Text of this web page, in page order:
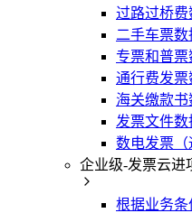
过路过桥费
二手车票数
专票和普票
通行费发票
海关缴款书
发票文件数
数电发票
企业级-发票云进
根据业务